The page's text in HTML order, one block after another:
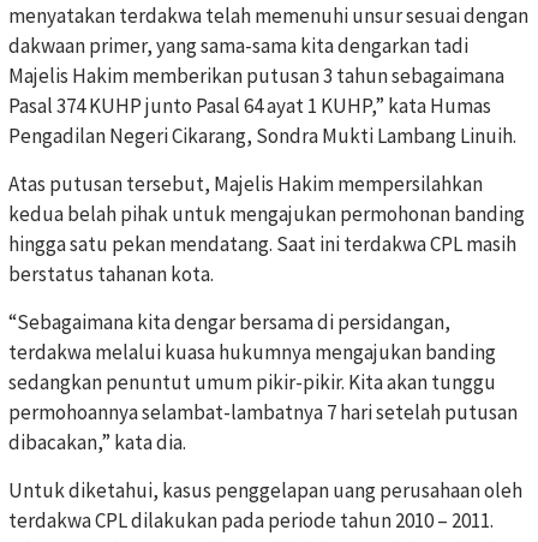
menyatakan terdakwa telah memenuhi unsur sesuai dengan
dakwaan primer, yang sama-sama kita dengarkan tadi
Majelis Hakim memberikan putusan 3 tahun sebagaimana
Pasal 374 KUHP junto Pasal 64 ayat 1 KUHP,” kata Humas
Pengadilan Negeri Cikarang, Sondra Mukti Lambang Linuih.
Atas putusan tersebut, Majelis Hakim mempersilahkan
kedua belah pihak untuk mengajukan permohonan banding
hingga satu pekan mendatang. Saat ini terdakwa CPL masih
berstatus tahanan kota.
“Sebagaimana kita dengar bersama di persidangan,
terdakwa melalui kuasa hukumnya mengajukan banding
sedangkan penuntut umum pikir-pikir. Kita akan tunggu
permohoannya selambat-lambatnya 7 hari setelah putusan
dibacakan,” kata dia.
Untuk diketahui, kasus penggelapan uang perusahaan oleh
terdakwa CPL dilakukan pada periode tahun 2010 – 2011.